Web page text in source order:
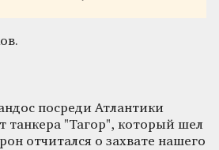
посреди Атлантики
танкера "Тагор", который шел
отчитался о захвате нашего